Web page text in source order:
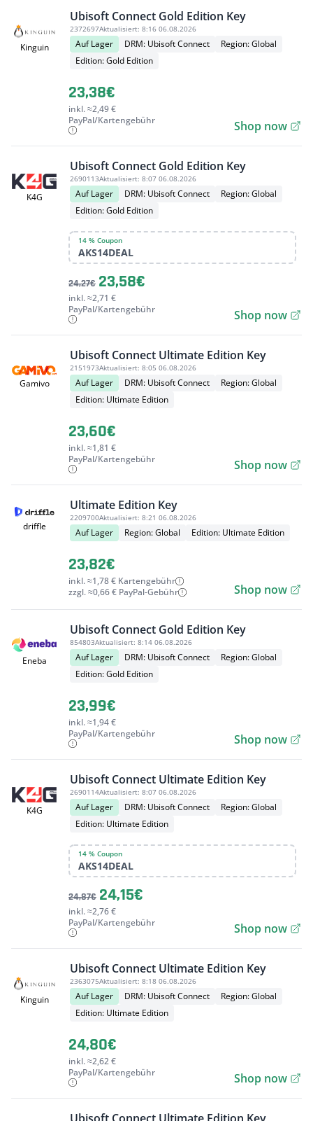
Kinguin
Ubisoft Connect Gold Edition Key
2372697Aktualisiert: 8:16 06.08.2026
Auf Lager DRM: Ubisoft Connect
Region: Global
Edition: Gold Edition
23,38€
inkl. ≈2,49 €
PayPal/Kartengebühr
Shop now
K4G
Ubisoft Connect Gold Edition Key
2690113Aktualisiert: 8:07 06.08.2026
Auf Lager DRM: Ubisoft Connect
Region: Global
Edition: Gold Edition
14 % Coupon
AKS14DEAL
24,27€ 23,58€
inkl. ≈2,71 €
PayPal/Kartengebühr
Shop now
Gamivo
Ubisoft Connect Ultimate Edition Key
2151973Aktualisiert: 8:05 06.08.2026
Auf Lager DRM: Ubisoft Connect
Region: Global
Edition: Ultimate Edition
23,60€
inkl. ≈1,81 €
PayPal/Kartengebühr
Shop now
driffle
Ultimate Edition Key
2209700Aktualisiert: 8:21 06.08.2026
Auf Lager Region: Global Edition: Ultimate Edition
23,82€
inkl. ≈1,78 € Kartengebühr
zzgl. ≈0,66 € PayPal-Gebühr
Shop now
Eneba
Ubisoft Connect Gold Edition Key
854803Aktualisiert: 8:14 06.08.2026
Auf Lager DRM: Ubisoft Connect
Region: Global
Edition: Gold Edition
23,99€
inkl. ≈1,94 €
PayPal/Kartengebühr
Shop now
K4G
Ubisoft Connect Ultimate Edition Key
2690114Aktualisiert: 8:07 06.08.2026
Auf Lager DRM: Ubisoft Connect
Region: Global
Edition: Ultimate Edition
14 % Coupon
AKS14DEAL
24,87€ 24,15€
inkl. ≈2,76 €
PayPal/Kartengebühr
Shop now
Kinguin
Ubisoft Connect Ultimate Edition Key
2363075Aktualisiert: 8:18 06.08.2026
Auf Lager DRM: Ubisoft Connect
Region: Global
Edition: Ultimate Edition
24,80€
inkl. ≈2,62 €
PayPal/Kartengebühr
Shop now